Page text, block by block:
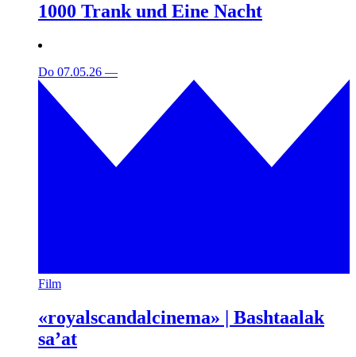
1000 Trank und Eine Nacht
Do 07.05.26 —
Film
«royalscandalcinema» | Bashtaalak
sa’at